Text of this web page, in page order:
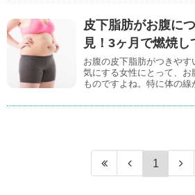
皮下脂肪がお腹に
見！3ヶ月で燃焼
お腹の皮下脂肪がつきや
気にする女性にとって、お
ものですよね。特に体の線
1